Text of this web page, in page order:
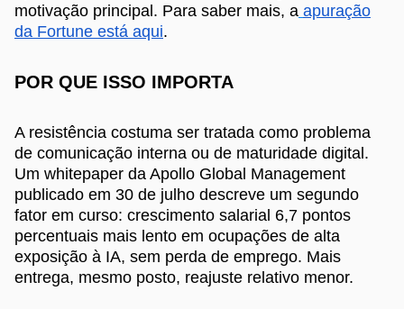
motivação principal. Para saber mais, a apuração
da Fortune está aqui.
POR QUE ISSO IMPORTA
A resistência costuma ser tratada como problema
de comunicação interna ou de maturidade digital.
Um whitepaper da Apollo Global Management
publicado em 30 de julho descreve um segundo
fator em curso: crescimento salarial 6,7 pontos
percentuais mais lento em ocupações de alta
exposição à IA, sem perda de emprego. Mais
entrega, mesmo posto, reajuste relativo menor.